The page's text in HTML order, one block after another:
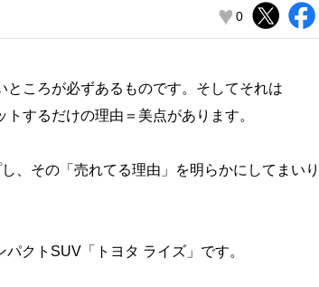
♥ 0
ころが必ずあるものです。そしてそれは
するだけの理由＝美点があります。
、その「売れてる理由」を明らかにしてまいり
クトSUV「トヨタ ライズ」です。